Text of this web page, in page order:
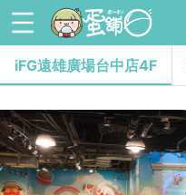
iFG遠雄廣場台中店4F